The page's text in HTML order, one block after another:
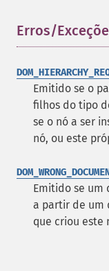
Erros/
Emitido se o
filhos do tipo
se o nó a ser
nó, ou este
Emitido se um
a partir de um
que criou este